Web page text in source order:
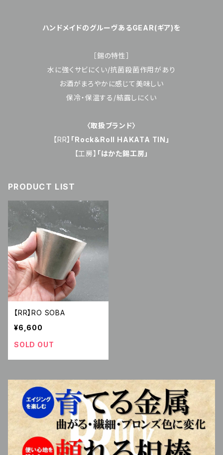
ハンドメイドのグルーヴあるGEAR(ギア)を
［錫の特性］
水に強くサビにくい/抗菌殺菌作用があり
お酒がまろやかに感じて美味しい
保冷・保温する/結露しにくい
〈取扱ブランド〉
【RR】 「Rock＆Roll HAKATA TIN」
【工房】 「はかた錫工房」
PRODUCT LIST
【RR】RO SOBA
¥6,600
SOLD OUT